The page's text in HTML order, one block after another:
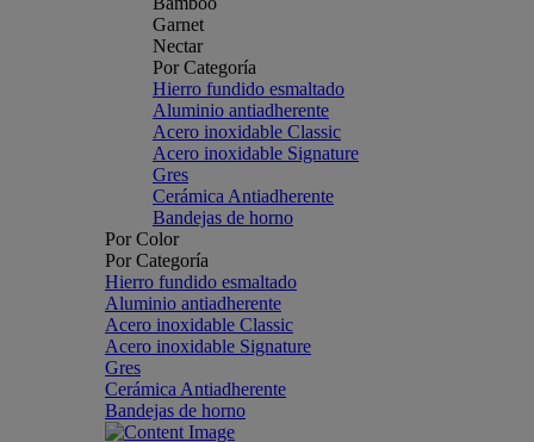
Garnet
Nectar
Por Categoría
Hierro fundido esmaltado
Aluminio antiadherente
Acero inoxidable Classic
Acero inoxidable Signature
Gres
Cerámica Antiadherente
Bandejas de horno
Por Color
Por Categoría
Hierro fundido esmaltado
Aluminio antiadherente
Acero inoxidable Classic
Acero inoxidable Signature
Gres
Cerámica Antiadherente
Bandejas de horno